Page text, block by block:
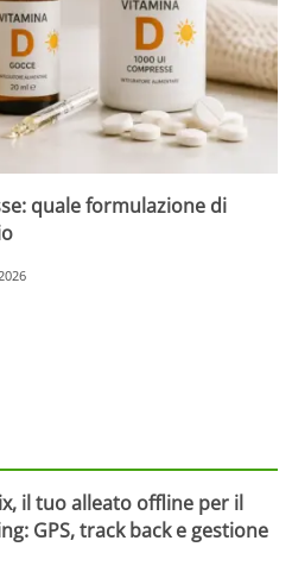
quale formulazione di
il tuo alleato offline per il
GPS, track back e gestione